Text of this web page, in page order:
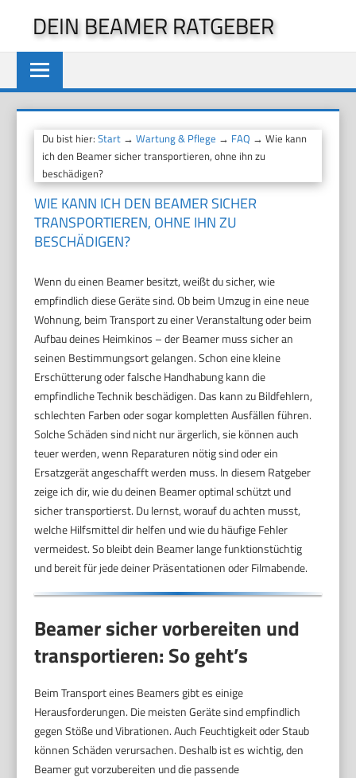
springen
DEIN BEAMER RATGEBER
Du bist hier:Start →Wartung & Pflege → FAQ → Wie kann
ich den Beamer sicher transportieren, ohne ihn zu
beschädigen?
WIE KANN ICH DEN BEAMER SICHER
TRANSPORTIEREN, OHNE IHN ZU
BESCHÄDIGEN?
Wenn du einen Beamer besitzt, weißt du sicher, wie
empfindlich diese Geräte sind. Ob beim Umzug in eine neue
Wohnung, beim Transport zu einer Veranstaltung oder beim
Aufbau deines Heimkinos – der Beamer muss sicher an
seinen Bestimmungsort gelangen. Schon eine kleine
Erschütterung oder falsche Handhabung kann die
empfindliche Technik beschädigen. Das kann zu Bildfehlern,
schlechten Farben oder sogar kompletten Ausfällen führen.
Solche Schäden sind nicht nur ärgerlich, sie können auch
teuer werden, wenn Reparaturen nötig sind oder ein
Ersatzgerät angeschafft werden muss. In diesem Ratgeber
zeige ich dir, wie du deinen Beamer optimal schützt und
sicher transportierst. Du lernst, worauf du achten musst,
welche Hilfsmittel dir helfen und wie du häufige Fehler
vermeidest. So bleibt dein Beamer lange funktionstüchtig
und bereit für jede deiner Präsentationen oder Filmabende.
Beamer sicher vorbereiten und
transportieren: So geht’s
Beim Transport eines Beamers gibt es einige
Herausforderungen. Die meisten Geräte sind empfindlich
gegen Stöße und Vibrationen. Auch Feuchtigkeit oder Staub
können Schäden verursachen. Deshalb ist es wichtig, den
Beamer gut vorzubereiten und die passende